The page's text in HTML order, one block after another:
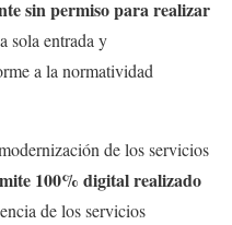
sin permiso para realizar
sola entrada y
a la normatividad
de los servicios
100% digital realizado
de los servicios